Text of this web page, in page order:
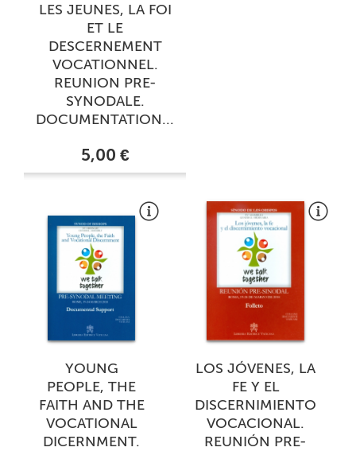
LES JEUNES, LA FOI
ET LE
DESCERNEMENT
VOCATIONNEL.
REUNION PRE-
SYNODALE.
DOCUMENTATION...
5,00 €
YOUNG
PEOPLE, THE
FAITH AND THE
VOCATIONAL
DICERNMENT.
LOS JÓVENES, LA
FE Y EL
DISCERNIMIENTO
VOCACIONAL.
REUNIÓN PRE-